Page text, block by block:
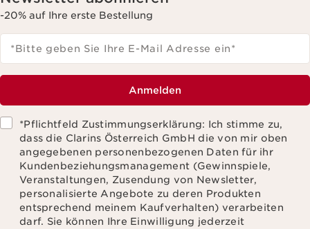
-20% auf Ihre erste Bestellung
*Bitte geben Sie Ihre E-Mail Adresse ein*
Anmelden
*Pflichtfeld Zustimmungserklärung: Ich stimme zu,
dass die Clarins Österreich GmbH die von mir oben
angegebenen personenbezogenen Daten für ihr
Kundenbeziehungsmanagement (Gewinnspiele,
Veranstaltungen, Zusendung von Newsletter,
personalisierte Angebote zu deren Produkten
entsprechend meinem Kaufverhalten) verarbeiten
darf. Sie können Ihre Einwilligung jederzeit